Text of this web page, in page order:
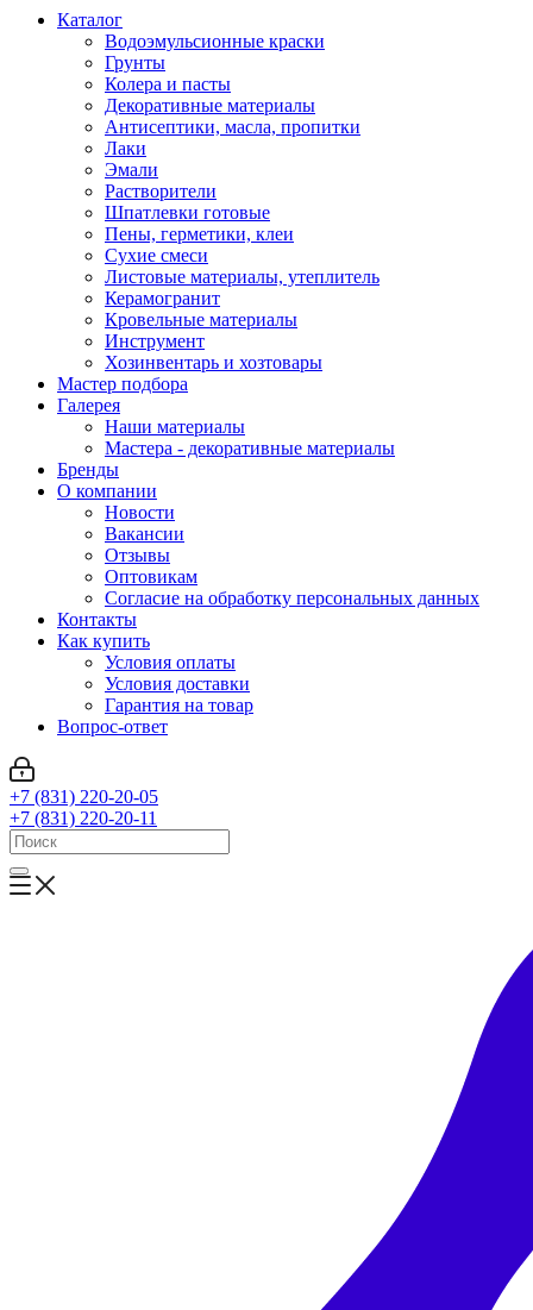
Каталог
Водоэмульсионные краски
Грунты
Колера и пасты
Декоративные материалы
Антисептики, масла, пропитки
Лаки
Эмали
Растворители
Шпатлевки готовые
Пены, герметики, клеи
Сухие смеси
Листовые материалы, утеплитель
Керамогранит
Кровельные материалы
Инструмент
Хозинвентарь и хозтовары
Мастер подбора
Галерея
Наши материалы
Мастера - декоративные материалы
Бренды
О компании
Новости
Вакансии
Отзывы
Оптовикам
Cогласие на обработку персональных данных
Контакты
Как купить
Условия оплаты
Условия доставки
Гарантия на товар
Вопрос-ответ
+7 (831) 220-20-05
+7 (831) 220-20-11